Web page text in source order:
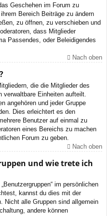
Geschehen im Forum zu
Bereich Beiträge zu ändern
zu öffnen, zu verschieben und
dass Mitglieder
Passendes, oder Beleidigendes
Nach oben
die die Mitglieder des
verwaltbare Einheiten aufteilt.
angehören und jeder Gruppe
Dies erleichtert es den
Benutzer auf einmal zu
eines Bereichs zu machen
Forum zu geben.
Nach oben
und wie trete ich
im persönlichen
kannst du dies mit der
Nicht alle Gruppen sind allgemein
andere können